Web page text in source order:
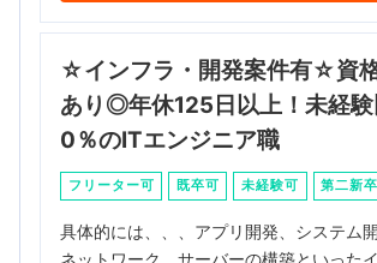
☆インフラ・開発案件有☆資
あり◎年休125日以上！未経
0％のITエンジニア職
フリーター可 既卒可 未経験可 第二新
具体的には、、、アプリ開発、システム開